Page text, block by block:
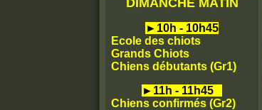
DIMANCHE MATIN
► 10h - 10h45
Ecole des chiots
Grands Chiots
Chiens débutants (Gr1)
► 11h - 11h45
Chiens confirmés (Gr2)